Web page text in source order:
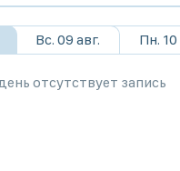
Вс. 09 авг. Пн. 10
отсутствует запись